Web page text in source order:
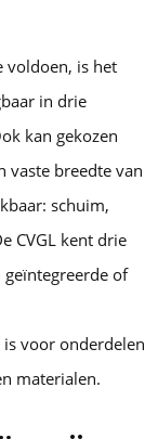
voldoen, is het
in drie
kan gekozen
vaste breedte van
schuim,
CVGL kent drie
of
voor onderdelen
materialen.